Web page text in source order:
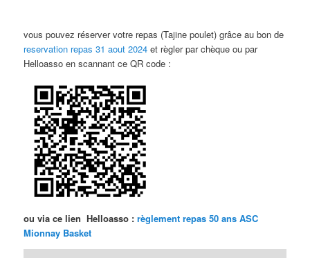
vous pouvez réserver votre repas (Tajine poulet) grâce au bon de
reservation repas 31 aout 2024 et règler par chèque ou par
Helloasso en scannant ce QR code :
ou via ce lien Helloasso :règlement repas 50 ans ASC
Mionnay Basket